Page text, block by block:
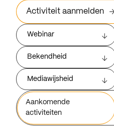
Activiteit aanmelden
Webinar
Bekendheid
Mediawijsheid
Aankomende
activiteiten